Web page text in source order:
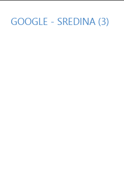
GOOGLE - SREDINA (3)